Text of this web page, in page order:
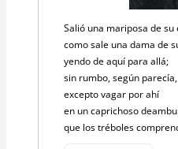
Salió una mariposa de su
como sale una dama de
yendo de aquí para allá;
sin rumbo, según parecía,
excepto vagar por ahí
en un caprichoso
que los tréboles